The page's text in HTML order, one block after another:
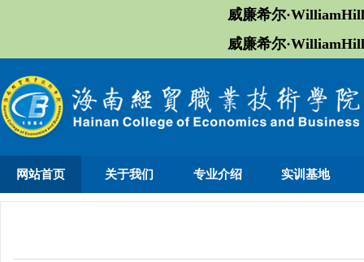
威廉希尔
威廉希尔
网站首页 关于我们 专业介绍 实训基地